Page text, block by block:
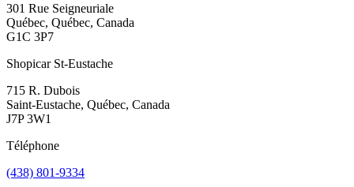
301 Rue Seigneuriale
Québec, Québec, Canada
G1C 3P7
Shopicar St-Eustache
715 R. Dubois
Saint-Eustache, Québec, Canada
J7P 3W1
Téléphone
(438) 801-9334